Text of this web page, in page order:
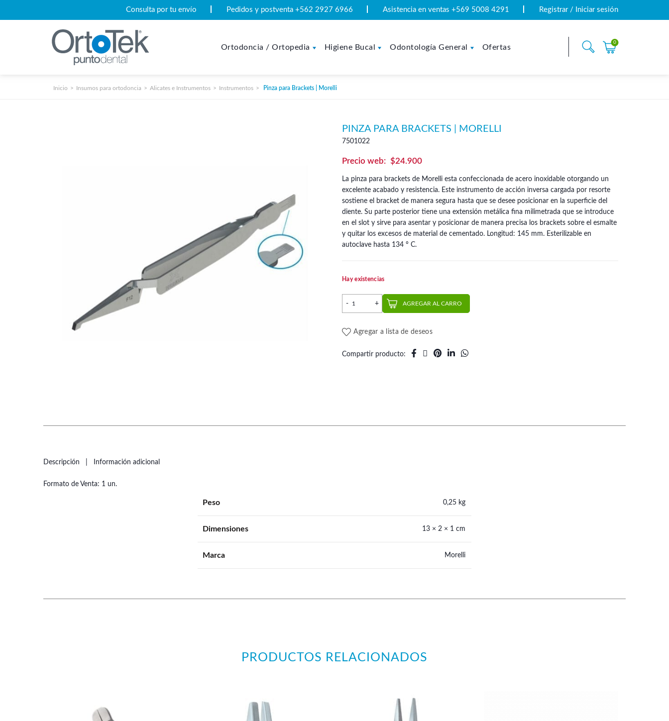
Consulta por tu envío Pedidos y postventa +562 2927 6966 Asistencia en ventas +569 5008 4291 Registrar / Iniciar sesión
Ortodoncia / Ortopedia Higiene Bucal Odontología General Ofertas
0
Inicio Insumos para ortodoncia Alicates e Instrumentos Instrumentos Pinza para Brackets | Morelli
PINZA PARA BRACKETS | MORELLI
7501022
$24.900
La pinza para brackets de Morelli esta confeccionada de acero inoxidable otorgando un
excelente acabado y resistencia. Este instrumento de acción inversa cargada por resorte
sostiene el bracket de manera segura hasta que se desee posicionar en la superficie del
diente. Su parte posterior tiene una extensión metálica fina milimetrada que se introduce
en el slot y sirve para asentar y posicionar de manera precisa los brackets sobre el esmalte
y quitar los excesos de material de cementado. Longitud: 145 mm. Esterilizable en
autoclave hasta 134 ° C.
Hay existencias
Pinza para Brackets | Morelli cantidad
AGREGAR AL CARRO
Agregar a lista de deseos
Compartir producto
Descripción Información adicional
Formato de Venta: 1 un.
Peso 0,25 kg
Dimensiones 13 × 2 × 1 cm
Marca Morelli
PRODUCTOS RELACIONADOS